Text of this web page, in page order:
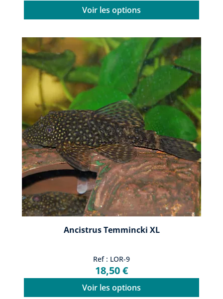
Voir les options
Ancistrus Temmincki XL
Ref : LOR-9
18,50 €
Voir les options